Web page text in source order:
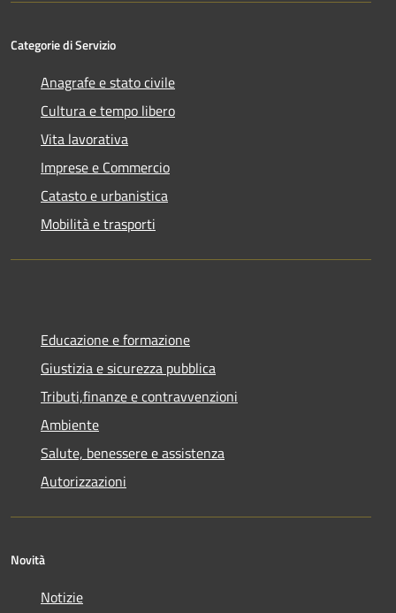
Categorie di Servizio
Anagrafe e stato civile
Cultura e tempo libero
Vita lavorativa
Imprese e Commercio
Catasto e urbanistica
Mobilità e trasporti
Educazione e formazione
Giustizia e sicurezza pubblica
Tributi,finanze e contravvenzioni
Ambiente
Salute, benessere e assistenza
Autorizzazioni
Novità
Notizie